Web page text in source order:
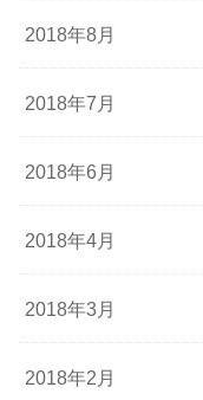
2018年8月
2018年7月
2018年6月
2018年4月
2018年3月
2018年2月